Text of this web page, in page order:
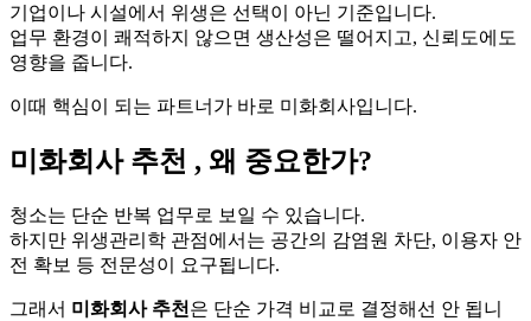
기업이나 시설에서 위생은 선택이 아닌 기준입니다.
업무 환경이 쾌적하지 않으면 생산성은 떨어지고, 신뢰도에도
영향을 줍니다.
이때 핵심이 되는 파트너가 바로 미화회사입니다.
미화회사 추천 , 왜 중요한가?
청소는 단순 반복 업무로 보일 수 있습니다.
하지만 위생관리학 관점에서는 공간의 감염원 차단, 이용자 안
전 확보 등 전문성이 요구됩니다.
그래서 미화회사 추천 은 단순 가격 비교로 결정해선 안 됩니